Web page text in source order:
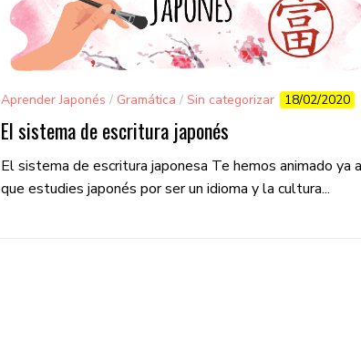
Aprender Japonés / Gramática / Sin categorizar 18/02/2020
El sistema de escritura japonés
El sistema de escritura japonesa Te hemos animado ya a
que estudies japonés por ser un idioma y la cultura...